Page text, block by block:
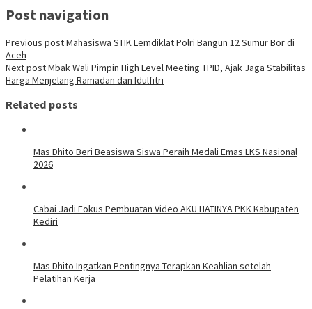
Post navigation
Previous postMahasiswa STIK Lemdiklat Polri Bangun 12 Sumur Bor di
Aceh
Next postMbak Wali Pimpin High Level Meeting TPID, Ajak Jaga Stabilitas
Harga Menjelang Ramadan dan Idulfitri
Related posts
Mas Dhito Beri Beasiswa Siswa Peraih Medali Emas LKS Nasional
2026
Cabai Jadi Fokus Pembuatan Video AKU HATINYA PKK Kabupaten
Kediri
Mas Dhito Ingatkan Pentingnya Terapkan Keahlian setelah
Pelatihan Kerja